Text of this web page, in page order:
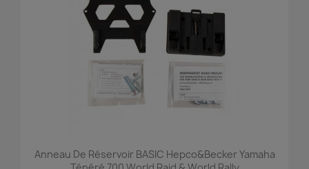
Anneau De Réservoir BASIC Hepco&Becker Yamaha